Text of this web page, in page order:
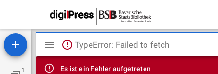
1
Mirador
Viewer
TypeError: Failed to fetch
Es ist ein Fehler aufgetreten